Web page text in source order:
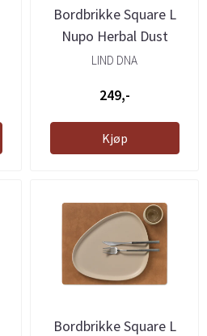
Bordbrikke Square L
Nupo Herbal Dust
LIND DNA
249,-
Kjøp
Bordbrikke Square L